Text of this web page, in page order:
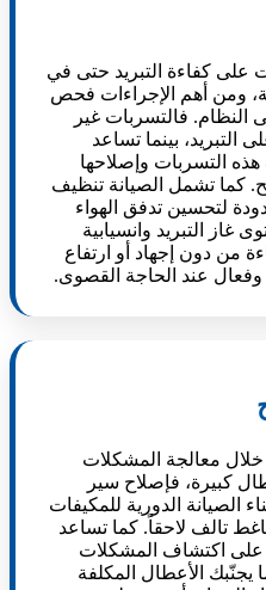
على كفاءة التبريد حتى في
ومن أهم الإجراءات فحص
النظام. فالتسربات غير
التبريد، بينما تساعد
التسربات وإصلاحها
كما تشمل الصيانة تنظيف
لتحسين تدفق الهواء
غاز التبريد وانسيابية
من دون إجهاد أو ارتفاع
وفعال عند الحاجة القصوى.
خلال معالجة المشكلات
كبيرة، فإصلاح سير
الصيانة الدورية للمكيفات
تالف لاحقاً. كما تساعد
على اكتشاف المشكلات
يجنّبك الأعطال المكلفة